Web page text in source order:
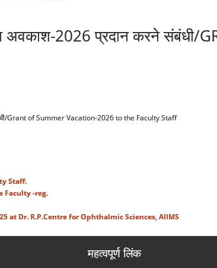
अवकाश-2026 प्रदान करने
Grant of Summer Vacation-2026 to the Faculty Staff
Staff.
Faculty -reg.
at Dr. R.P.Centre for Ophthalmic Sciences, AIIMS
महत्वपूर्ण लिंक